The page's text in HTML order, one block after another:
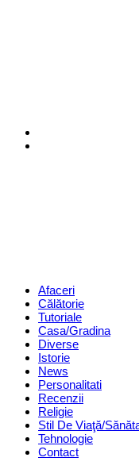
Menu Afaceri
Călătorie
Tutoriale
Casa/Gradina
Diverse
Istorie
News
Personalitati
Recenzii
Religie
Stil De Viaţă/
Tehnologie
Contact